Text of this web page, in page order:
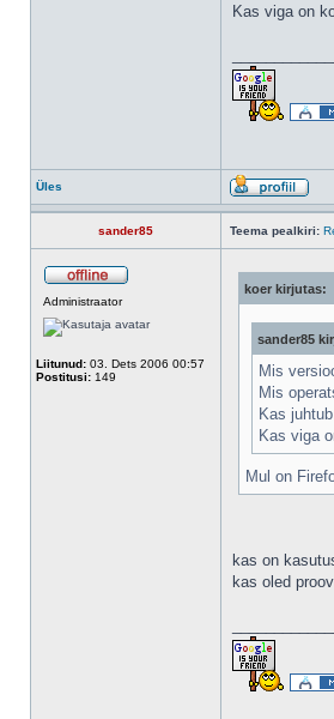
Kas viga on
Üles
sander85 Teema pealkiri:
Administraator
Liitunud: 03. Dets 2006 00:57
Postitusi: 149
koer kirjutas:
sander85
Mis
Mis
Kas
Kas viga
Mul on
kas on
kas oled